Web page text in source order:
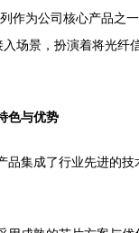
作为公司核心产品之
入场景，扮演着将光纤
色与优势
品集成了行业先进的技